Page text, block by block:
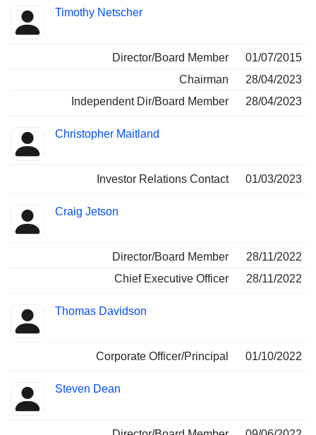
Timothy Netscher
Director/Board Member
01/07/2015
Chairman
28/04/2023
Independent Dir/Board Member
28/04/2023
Christopher Maitland
Investor Relations Contact 01/03/2023
Craig Jetson
Director/Board Member
28/11/2022
Chief Executive Officer
28/11/2022
Thomas Davidson
Corporate Officer/Principal 01/10/2022
Steven Dean